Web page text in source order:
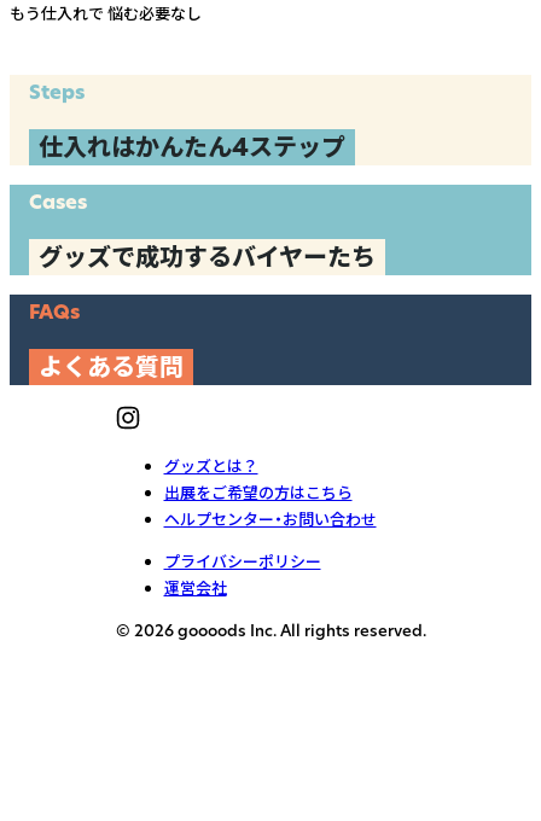
もう仕入れで 悩む必要なし
Steps
仕入れはかんたん4ステップ
Cases
グッズで成功するバイヤーたち
FAQs
よくある質問
グッズとは？
出展をご希望の方はこちら
ヘルプセンター・お問い合わせ
プライバシーポリシー
運営会社
© 2026 goooods Inc. All rights reserved.